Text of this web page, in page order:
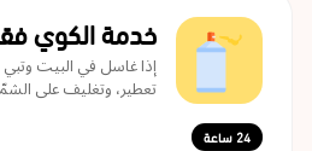
خدمة الكوي
إذا غاسل في البيت
تعطير، وتغليف على
24 ساعة